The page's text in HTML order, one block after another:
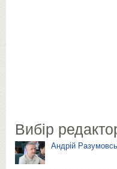
Вибір
Андрій